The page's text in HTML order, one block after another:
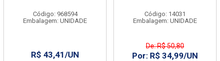
Código: 968594
Embalagem: UNIDADE
R$ 43,41/UN
Código: 14031
Embalagem: UNIDADE
De: R$ 50,80
Por: R$ 34,99/UN